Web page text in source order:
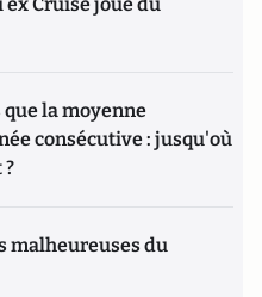
la moyenne
consécutive : jusqu'où
malheureuses du